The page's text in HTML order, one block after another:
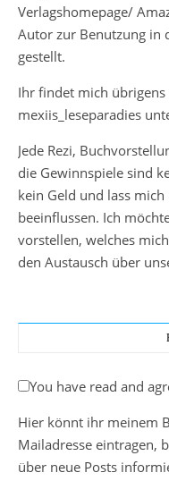
Verlagshomepage/
Autor zur Benutzung in
gestellt.
Ihr findet mich
mexiis_leseparadies
Jede Rezi,
die Gewinnspiele sind
kein Geld und lass
beeinflussen. Ich
vorstellen, welches
den Austausch über
You have read and
Hier könnt ihr meinem
Mailadresse eintragen,
über neue Posts